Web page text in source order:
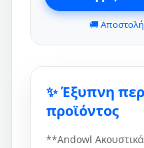
🚚
✨ Έξυπνη
προϊόντος
**Andowl